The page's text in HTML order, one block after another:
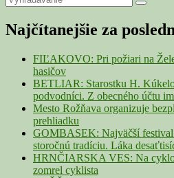
Sidebar
Widget
Area
for:
Search
Najčítanejšie za
FIĽAKOVO: Pri požiari na
hasičov
BETLIAR: Starostku H.
podvodníci. Z obecného účtu
Mesto Rožňava organizuje
prehliadku
GOMBASEK: Najväčší
storočnú tradíciu. Láka
HRNČIARSKA VES: Na
zomrel cyklista